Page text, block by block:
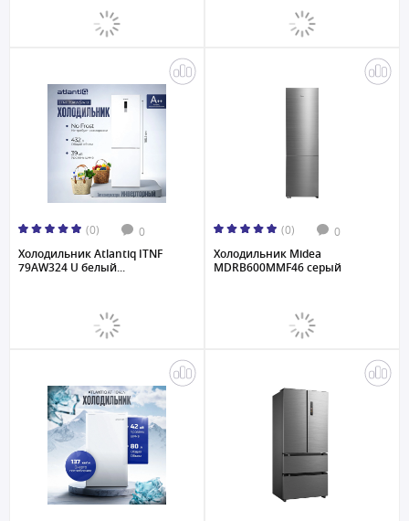
(0) 0
Холодильник Atlantiq ITNF
79AW324 U белый...
(0) 0
Холодильник Midea
MDRB600MMF46 серый